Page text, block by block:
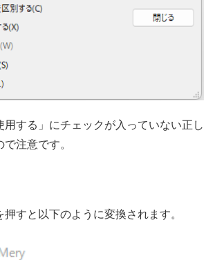
する」にチェックが入っていない正し
注意です。
押すと以下のように変換されます。